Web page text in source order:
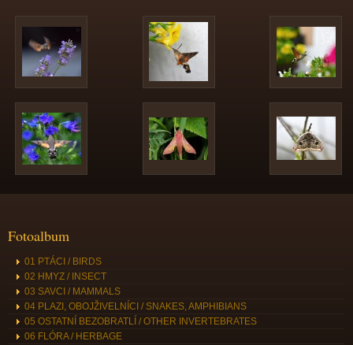
Fotoalbum
01 PTÁCI / BIRDS
02 HMYZ / INSECT
03 SAVCI / MAMMALS
04 PLAZI, OBOJŽIVELNÍCI / SNAKES, AMPHIBIANS
05 OSTATNÍ BEZOBRATLÍ / OTHER INVERTEBRATES
06 FLÓRA / HERBAGE